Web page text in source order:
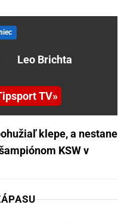
Leo Brichta
TV
klepe, a nestane
KSW v